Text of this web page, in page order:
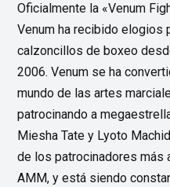
Oficialmente la «Venum
Venum ha recibido elogios
calzoncillos de boxeo
2006. Venum se ha
mundo de las artes
patrocinando a
Miesha Tate y Lyoto
de los patrocinadores más
AMM, y está siendo